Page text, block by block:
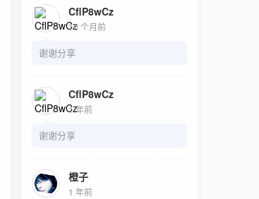
CflP8wCz
10 个月前
谢谢分享
CflP8wCz
1 年前
谢谢分享
橙子
1 年前